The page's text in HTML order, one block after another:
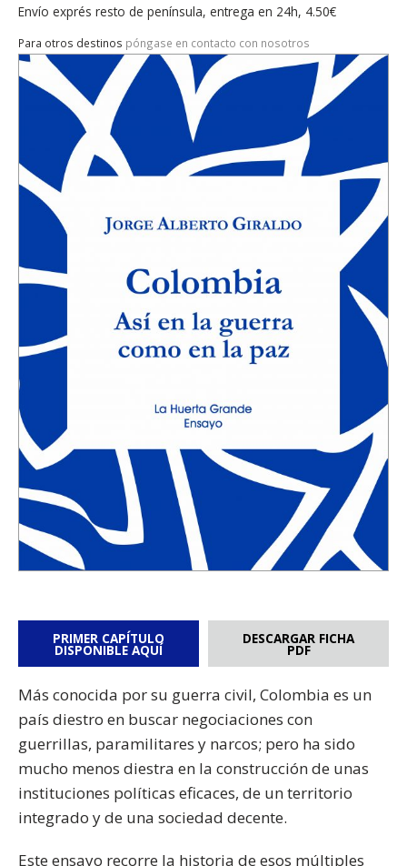
Envío exprés resto de península, entrega en 24h, 4.50€
Para otros destinos póngase en contacto con nosotros
PRIMER CAPÍTULO
DISPONIBLE AQUÍ
DESCARGAR FICHA
PDF
Más conocida por su guerra civil, Colombia es un
país diestro en buscar negociaciones con
guerrillas, paramilitares y narcos; pero ha sido
mucho menos diestra en la construcción de unas
instituciones políticas eficaces, de un territorio
integrado y de una sociedad decente.
Este ensayo recorre la historia de esos múltiples